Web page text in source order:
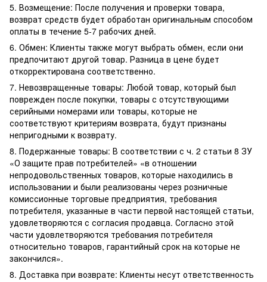
5. Возмещение: После получения и проверки товара,
возврат средств будет обработан оригинальным способом
оплаты в течение 5-7 рабочих дней.
6. Обмен: Клиенты также могут выбрать обмен, если они
предпочитают другой товар. Разница в цене будет
откорректирована соответственно.
7. Невозвращенные товары: Любой товар, который был
поврежден после покупки, товары с отсутствующими
серийными номерами или товары, которые не
соответствуют критериям возврата, будут признаны
непригодными к возврату.
8. Подержанные товары: В соответствии с ч. 2 статьи 8 ЗУ
«О защите прав потребителей» «в отношении
непродовольственных товаров, которые находились в
использовании и были реализованы через розничные
комиссионные торговые предприятия, требования
потребителя, указанные в части первой настоящей статьи,
удовлетворяются с согласия продавца. Согласно этой
части удовлетворяются требования потребителя
относительно товаров, гарантийный срок на которые не
закончился».
8. Доставка при возврате: Клиенты несут ответственность